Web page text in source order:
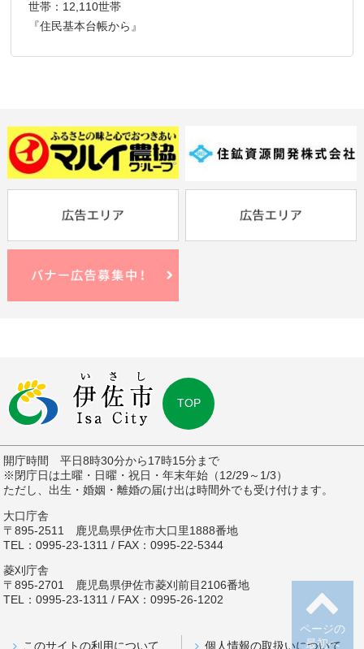
世帯：12,110世帯
『住民基本台帳から』
ページの
最初へ
TOP
開庁時間 平日8時30分から17時15分まで
※閉庁日は土曜・日曜・祝日・年末年始（12/29～1/3）
ただし、出生・婚姻・離婚の届け出は時間外でも受け付けます。
大口庁舎
〒895-2511 鹿児島県伊佐市大口里1888番地
TEL：0995-23-1311 / FAX：0995-22-5344
菱刈庁舎
〒895-2701 鹿児島県伊佐市菱刈前目2106番地
TEL：0995-23-1311 / FAX：0995-26-1202
このサイトの利用について 個人情報の取扱いについて